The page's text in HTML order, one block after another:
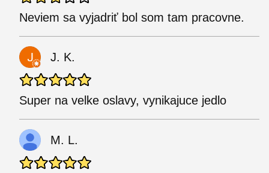
Neviem sa vyjadriť bol som tam pracovne.
J. K.
Super na velke oslavy, vynikajuce jedlo
M. L.